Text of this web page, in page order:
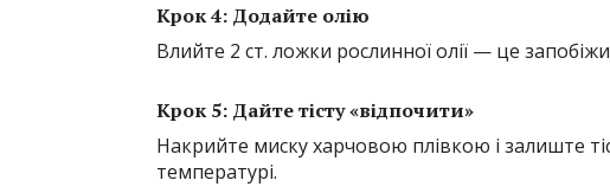
Крок 4: Додайте олію
Влийте 2 ст. ложки рослинної олії — це
Крок 5: Дайте тісту «відпочити»
Накрийте миску харчовою плівкою і залиште
температурі.